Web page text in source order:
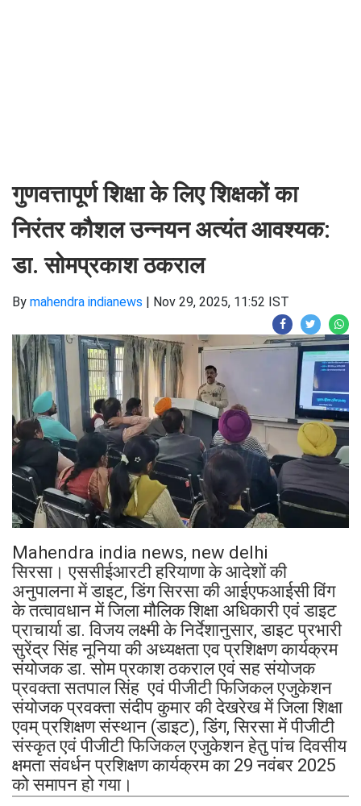
गुणवत्तापूर्ण शिक्षा के लिए शिक्षकों का
निरंतर कौशल उन्नयन अत्यंत आवश्यक:
डा. सोमप्रकाश ठकराल
By mahendra indianews | Nov 29, 2025, 11:52 IST
Mahendra india news, new delhi
सिरसा। एससीईआरटी हरियाणा के आदेशों की
अनुपालना में डाइट, डिंग सिरसा की आईएफआईसी विंग
के तत्वावधान में जिला मौलिक शिक्षा अधिकारी एवं डाइट
प्राचार्या डा. विजय लक्ष्मी के निर्देशानुसार, डाइट प्रभारी
सुरेंद्र सिंह नूनिया की अध्यक्षता एव प्रशिक्षण कार्यक्रम
संयोजक डा. सोम प्रकाश ठकराल एवं सह संयोजक
प्रवक्ता सतपाल सिंह एवं पीजीटी फिजिकल एजुकेशन
संयोजक प्रवक्ता संदीप कुमार की देखरेख में जिला शिक्षा
एवम् प्रशिक्षण संस्थान (डाइट), डिंग, सिरसा में पीजीटी
संस्कृत एवं पीजीटी फिजिकल एजुकेशन हेतु पांच दिवसीय
क्षमता संवर्धन प्रशिक्षण कार्यक्रम का 29 नवंबर 2025
को समापन हो गया।